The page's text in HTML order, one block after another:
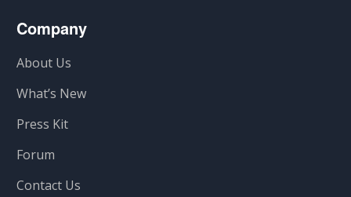
Company
About Us
What’s New
Press Kit
Forum
Contact Us